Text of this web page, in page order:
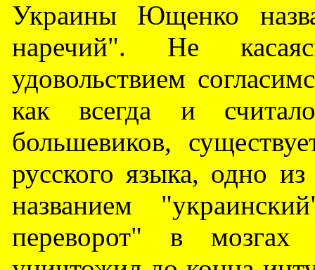
Украины Ющенко
наречий". Не
удовольствием
как всегда и
большевиков,
русского языка, одно
названием
переворот" в мозгах